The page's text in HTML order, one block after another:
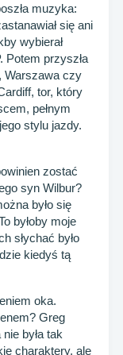
muzyka:
się ani
wybierał
Potem przyszła
Warszawa czy
tor, który
pełnym
stylu jazdy.
zostać
syn Wilbur?
było się
byłoby moje
słychać było
kiedyś tą
oka.
Greg
była tak
charaktery, ale